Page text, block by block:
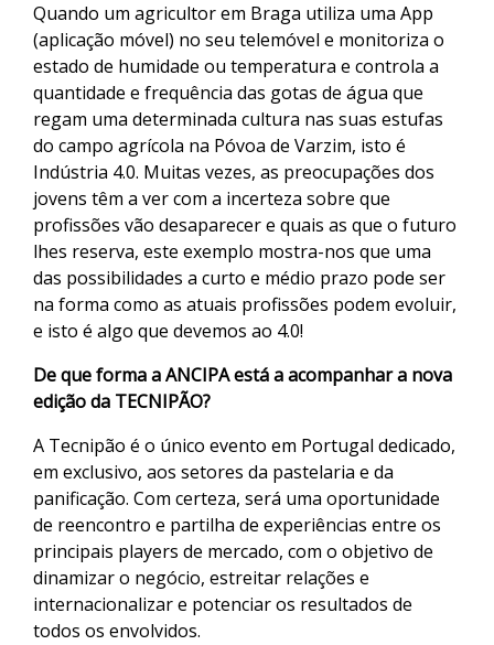
Quando um agricultor em Braga utiliza uma App
(aplicação móvel) no seu telemóvel e monitoriza o
estado de humidade ou temperatura e controla a
quantidade e frequência das gotas de água que
regam uma determinada cultura nas suas estufas
do campo agrícola na Póvoa de Varzim, isto é
Indústria 4.0. Muitas vezes, as preocupações dos
jovens têm a ver com a incerteza sobre que
profissões vão desaparecer e quais as que o futuro
lhes reserva, este exemplo mostra-nos que uma
das possibilidades a curto e médio prazo pode ser
na forma como as atuais profissões podem evoluir,
e isto é algo que devemos ao 4.0!
De que forma a ANCIPA está a acompanhar a nova
edição da TECNIPÃO?
A Tecnipão é o único evento em Portugal dedicado,
em exclusivo, aos setores da pastelaria e da
panificação. Com certeza, será uma oportunidade
de reencontro e partilha de experiências entre os
principais players de mercado, com o objetivo de
dinamizar o negócio, estreitar relações e
internacionalizar e potenciar os resultados de
todos os envolvidos.